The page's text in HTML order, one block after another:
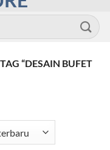
“DESAIN BUFET